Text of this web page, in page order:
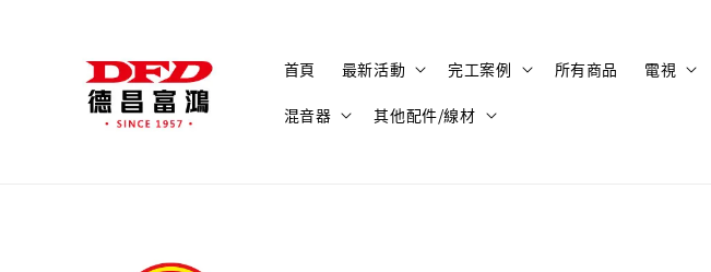
首頁 最新活動 完工案例 所有商品 電視
混音器 其他配件/線材